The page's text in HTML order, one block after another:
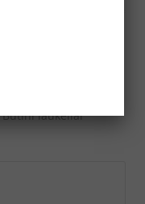
Būtini laukeliai